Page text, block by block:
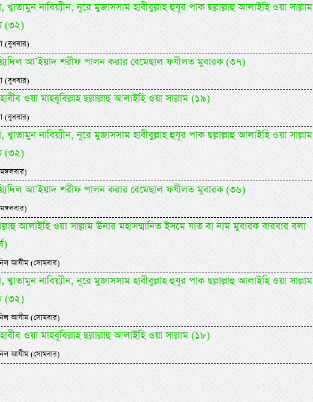
নাবিয়্যীন, নূরে মুজাসসাম হাবীবুল্লাহ হুযূর পাক ছল্লাল্লাহু আলাইহি ওয়া সাল্লাম
(৩২)
(বুধবার)
আ’ইয়াদ শরীফ পালন করার বেমেছাল ফযীলত মুবারক (৩৭)
(বুধবার)
ওয়া মাহবূবিল্লাহ ছল্লাল্লাহু আলাইহি ওয়া সাল্লাম (১৯)
(বুধবার)
নাবিয়্যীন, নূরে মুজাসসাম হাবীবুল্লাহ হুযূর পাক ছল্লাল্লাহু আলাইহি ওয়া সাল্লাম
(৩২)
আ’ইয়াদ শরীফ পালন করার বেমেছাল ফযীলত মুবারক (৩৬)
আলাইহি ওয়া সাল্লাম উনার মহাসম্মানিত ইসমে যাত বা নাম মুবারক বারবার বলা
আযীম (সোমবার)
নাবিয়্যীন, নূরে মুজাসসাম হাবীবুল্লাহ হুযূর পাক ছল্লাল্লাহু আলাইহি ওয়া সাল্লাম
(৩২)
আযীম (সোমবার)
ওয়া মাহবূবিল্লাহ ছল্লাল্লাহু আলাইহি ওয়া সাল্লাম (১৮)
আযীম (সোমবার)